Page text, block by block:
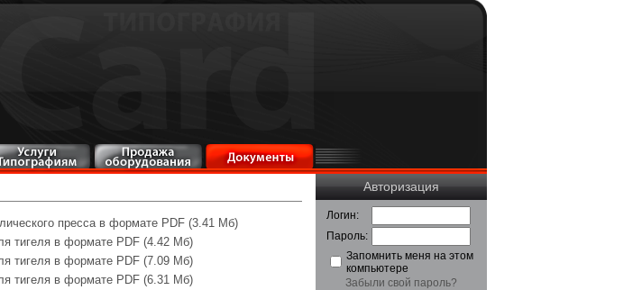
пресса в формате PDF (3.41 Мб)
тигеля в формате PDF (4.42 Мб)
тигеля в формате PDF (7.09 Мб)
тигеля в формате PDF (6.31 Мб)
Авторизация
Логин:
Пароль:
Запомнить меня на этом
компьютере
Забыли свой пароль?